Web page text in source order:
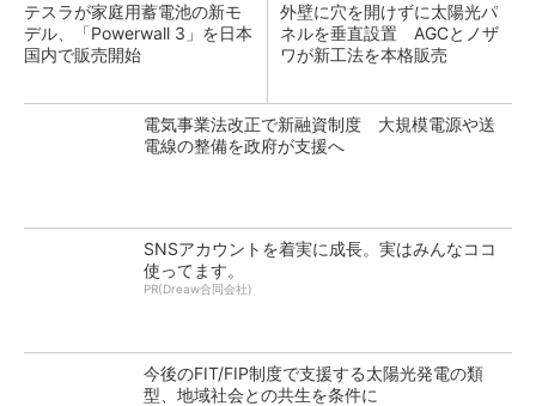
テスラが家庭用蓄電池の新モ
デル、「Powerwall 3」を日本
国内で販売開始
外壁に穴を開けずに太陽光パ
ネルを垂直設置 AGCとノザ
ワが新工法を本格販売
電気事業法改正で新融資制度 大規模電源や送
電線の整備を政府が支援へ
SNSアカウントを着実に成長。実はみんなココ
使ってます。
PR(Dreaw合同会社)
今後のFIT/FIP制度で支援する太陽光発電の類
型、地域社会との共生を条件に